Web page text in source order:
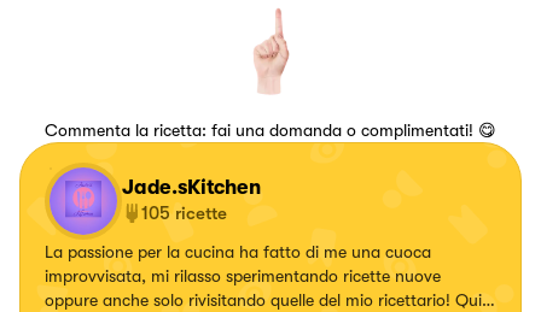
Commenta la ricetta: fai una domanda o complimentati! 😋
Jade.sKitchen
105 ricette
La passione per la cucina ha fatto di me una cuoca
improvvisata, mi rilasso sperimentando ricette nuove
oppure anche solo rivisitando quelle del mio ricettario! Qui